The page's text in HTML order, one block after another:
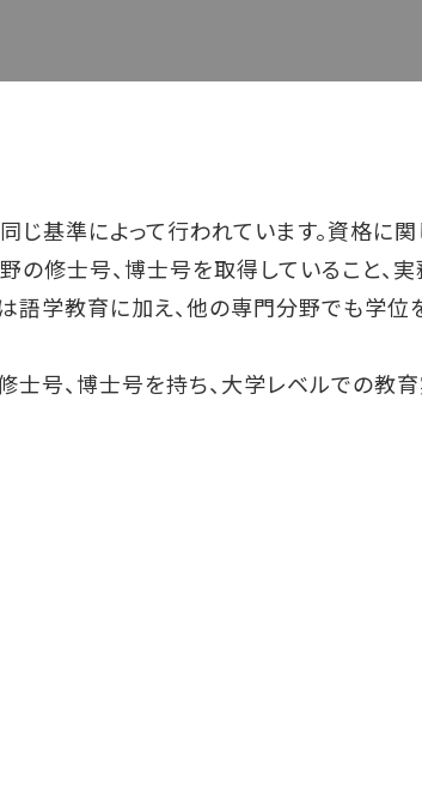
じ基準によって行われています。資格に
の修士号、博士号を取得していること、
語学教育に加え、他の専門分野でも学
号、博士号を持ち、大学レベルでの教